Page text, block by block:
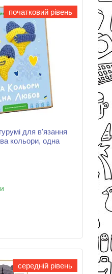
початковий рівень
для в'язання
кольори, одна
середній рівень